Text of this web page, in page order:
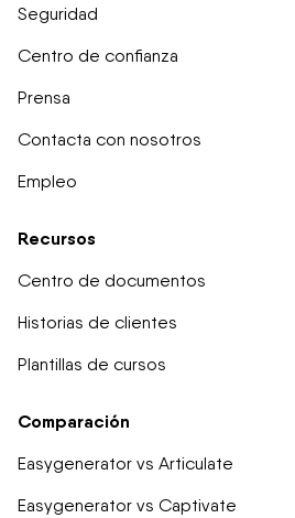
Seguridad
Centro de confianza
Prensa
Contacta con nosotros
Empleo
Recursos
Centro de documentos
Historias de clientes
Plantillas de cursos
Comparación
Easygenerator vs Articulate
Easygenerator vs Captivate